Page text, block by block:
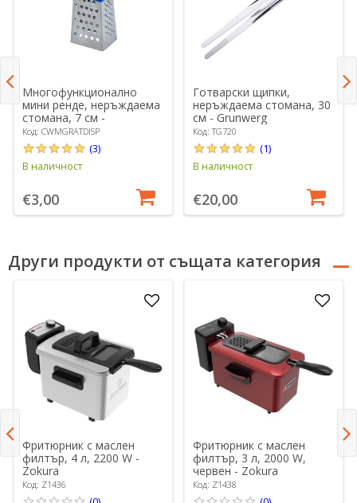
Многофункционално
мини ренде, неръждаема
стомана, 7 см -
Colourworks
Код: CWMGRATDISP
(3)
В наличност
€3,00
Готварски щипки,
неръждаема стомана, 30
см - Grunwerg
Код: TG720
(1)
В наличност
€20,00
Други продукти от същата категория
Фритюрник с маслен
филтър, 4 л, 2200 W -
Zokura
Код: Z1436
Фритюрник с маслен
филтър, 3 л, 2000 W,
червен - Zokura
Код: Z1438